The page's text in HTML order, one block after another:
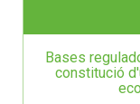
Bases
constitució